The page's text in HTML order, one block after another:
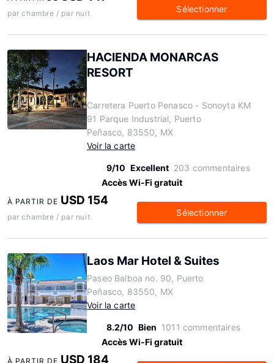
par chambre / par nuit Sélectionner
HACIENDA MONARCAS
RESORT
Carretera Puerto Penasco - Sonoyta KM
91 Parque Industrial, Puerto
Peñasco, 83550, MX
Voir la carte
9/10 Excellent 203 commentaires
Accès Wi-Fi gratuit
À PARTIR DE USD 154
par chambre / par nuit Sélectionner
Laos Mar Hotel & Suites
Paseo Balboa no. 90, Puerto
Peñasco, 83550, MX
Voir la carte
8.2/10 Bien 1011 commentaires
Accès Wi-Fi gratuit
À PARTIR DE USD 184